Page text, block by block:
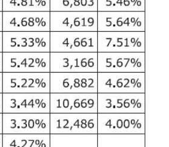
暑中特集 構造転換と事業戦
略／木造を主力事業へ、グル
ー...
最新ニュース 2026.08.05
もっと見る
２６年第２四半期オフィス／
グレードＡ需給ひっ迫が継続
／...
流通賃貸 2026.08.03
もっと見る
リースバック投資物件／1－5
月、平均利回り14％超／リ...
不動産投資 2026.07.13
もっと見る
売却検討者向けサイトで買い
手需要を可視化／ツクルバが
新機能
行政・地域・団体 2026.08.03
もっと見る
収益物件用地を取得／ＴＨＥ
グローバル社が江東区で
不動産開発 2026.08.05
もっと見る
主な沿線駅別の新築・中古マ
ンション利回り―３４８―東
京...
データ 2026.03.02
もっと見る
不動産鑑定士吉野荘平が説く
―１５６―重説の書き方・説
明...
連載 2026.08.03
もっと見る
シニア・住み替え特集／多様
化するライフスタイルと住ま
い...
特集 2026.07.27
もっと見る
米フロリダ州の戸建て住宅会
社を買収／大和ハ
住宅事業 2026.08.03
もっと見る
機構改革・人事／安田不動産
人事 2026.07.07
もっと見る